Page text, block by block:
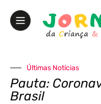
Últimas Notícias
Pauta:
Brasil